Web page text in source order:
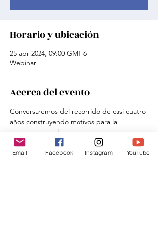
Horario y ubicación
25 apr 2024, 09:00 GMT-6
Webinar
Acerca del evento
Conversaremos del recorrido de casi cuatro
años construyendo motivos para la
esperanza en el
Catholic Women's Council en América
Latina,
Email Facebook Instagram YouTube